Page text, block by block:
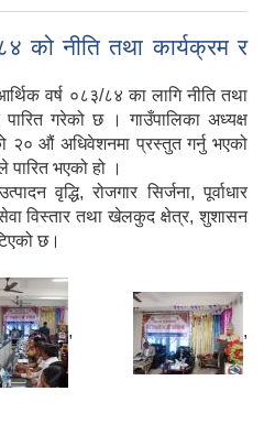
को नीति तथा कार्यक्रम र
वर्ष ०८३/८४ का लागि नीति तथा
गरेको छ । गाउँपालिका अध्यक्ष
२० औं अधिवेशनमा प्रस्तुत गर्नु भएको
पारित भएको हो ।
वृद्धि, रोजगार सिर्जना, पूर्वाधार
विस्तार तथा खेलकुद क्षेत्र, शुशासन
छ।
, ,